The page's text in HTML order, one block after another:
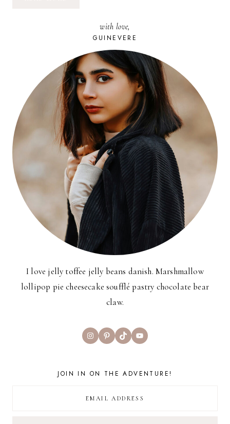
HAUTEUR
DE
CE
QUE
TU
VOULAIS
QU’ELLE
SOIT
?
with love,
GUINEVERE
I love jelly toffee jelly beans danish. Marshmallow
lollipop pie cheesecake soufflé pastry chocolate bear
claw.
InstagramPinterest
TikTokYouTube
JOIN IN ON THE ADVENTURE!